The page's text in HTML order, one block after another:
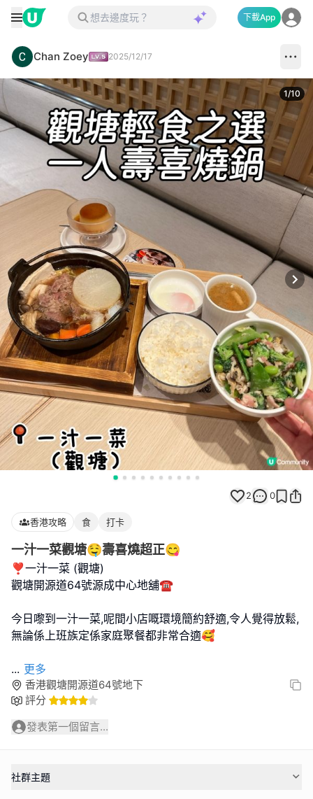
下載App
Chan Zoey 2025/12/17
1/10
2 0
香港攻略 食 打卡
一汁一菜觀塘🤤壽喜燒超正😋
❣️一汁一菜 (觀塘)
觀塘開源道64號源成中心地舖☎️
今日嚟到一汁一菜,呢間小店嘅環境簡約舒適,令人覺得放鬆,
無論係上班族定係家庭聚餐都非常合適🥰
... 更多
香港觀塘開源道64號地下
評分
發表第一個留言...
社群主題